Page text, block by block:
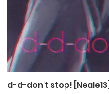
d-d-don’t stop! [Neale13]